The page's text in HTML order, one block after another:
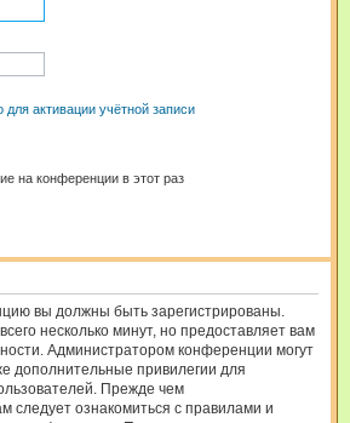
активации учётной записи
на конференции в этот раз
вы должны быть зарегистрированы.
несколько минут, но предоставляет вам
Администратором конференции могут
дополнительные привилегии для
Прежде чем
следует ознакомиться с правилами и